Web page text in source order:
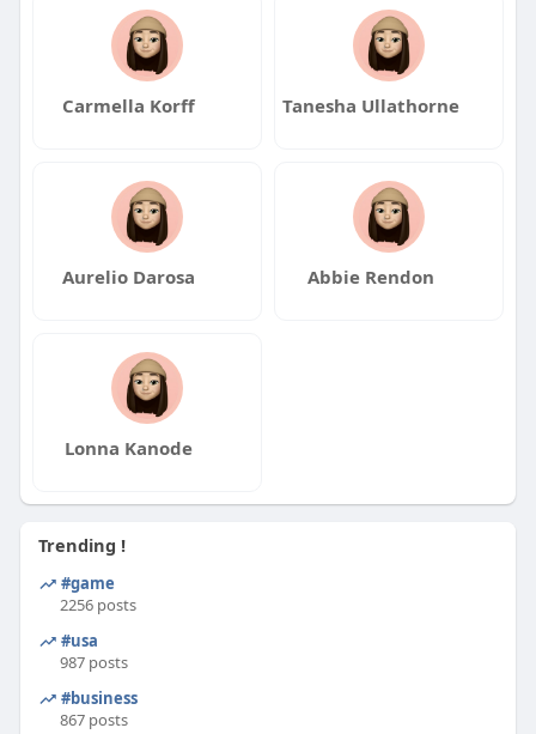
Carmella Korff Tanesha Ullathorne
Aurelio Darosa Abbie Rendon
Lonna Kanode
Trending !
#game
2256 posts
#usa
987 posts
#business
867 posts